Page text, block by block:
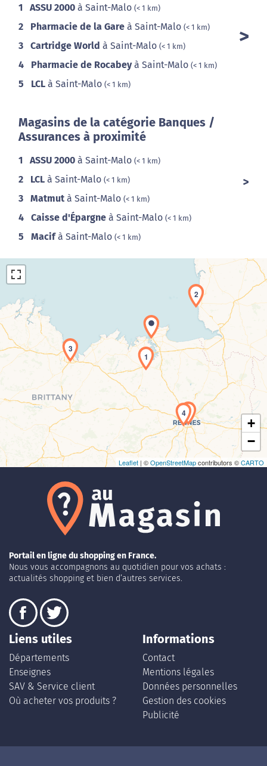
1 ASSU 2000 à Saint-Malo (< 1 km)
2 Pharmacie de la Gare à Saint-Malo (< 1 km)
3 Cartridge World à Saint-Malo (< 1 km)
4 Pharmacie de Rocabeyà Saint-Malo (< 1 km)
5 LCL à Saint-Malo (< 1 km)
Magasins de la catégorie Banques /
Assurances à proximité
1 ASSU 2000 à Saint-Malo (< 1 km)
2 LCL à Saint-Malo (< 1 km)
3 Matmut à Saint-Malo (< 1 km)
4 Caisse d'Épargne à Saint-Malo (< 1 km)
5 Macifà Saint-Malo (< 1 km)
Chargement de la carte en cours...
1
2
3
45
+
−
Leaflet | ©OpenStreetMapcontributors ©CARTO
Portail en ligne du shopping en France.
Nous vous accompagnons au quotidien pour vos achats :
actualités shopping et bien d’autres services.
Liens utiles
Départements
Enseignes
SAV & Service client
Où acheter vos produits ?
Informations
Contact
Mentions légales
Données personnelles
Gestion des cookies
Publicité